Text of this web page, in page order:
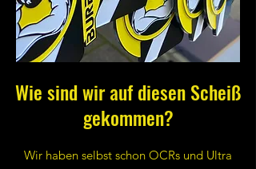
Wie sind wir auf diesen Scheiß
gekommen?
Wir haben selbst schon OCRs und Ultra